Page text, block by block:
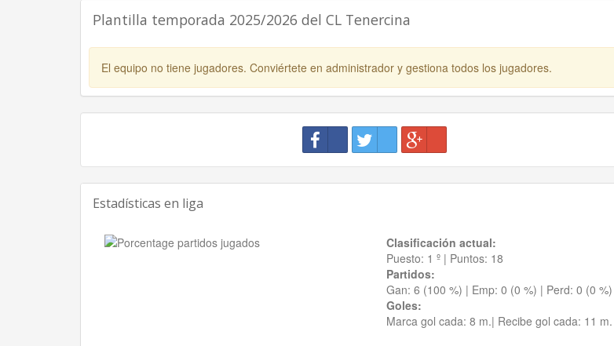
Plantilla temporada 2025/2026 del CL Tenercina
El equipo no tiene jugadores. Conviértete en administrador y gestiona todos los jugadores.
Estadísticas en liga
Clasificación actual:
Puesto: 1 º | Puntos: 18
Partidos:
Gan: 6 (100 %) | Emp: 0 (0 %) | Perd: 0 (0 %)
Goles:
Marca gol cada: 8 m.| Recibe gol cada: 11 m.